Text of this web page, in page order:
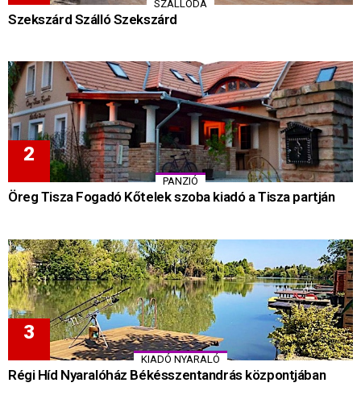
SZÁLLODA
Szekszárd Szálló Szekszárd
PANZIÓ
Öreg Tisza Fogadó Kőtelek szoba kiadó a Tisza partján
KIADÓ NYARALÓ
Régi Híd Nyaralóház Békésszentandrás központjában